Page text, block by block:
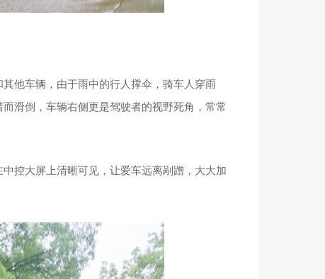
他车辆，由于雨中的行人撑伞，骑车人穿雨
滑倒，车辆右侧更是驾驶者的视野死角，常常
控大屏上清晰可见，让爱车远离剐蹭，大大加